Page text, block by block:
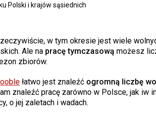
Polski i krajów sąsiednich
w tym okresie jest wiele
Ale na pracę tymczasową możesz
zbiorów.
łatwo jest znaleźćogromną liczbę
znaleźć pracę zarówno w Polsce, jak iw
o jej zaletach i wadach.